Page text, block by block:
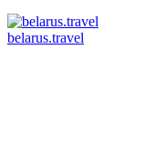
belarus.travel